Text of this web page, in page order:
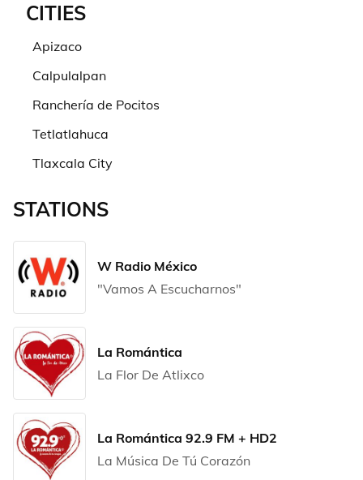
CITIES
Apizaco
Calpulalpan
Ranchería de Pocitos
Tetlatlahuca
Tlaxcala City
STATIONS
W Radio México
"Vamos A Escucharnos"
La Romántica
La Flor De Atlixco
La Romántica 92.9 FM + HD2
La Música De Tú Corazón